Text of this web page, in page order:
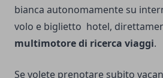
bianca autonomamente su
volo e biglietto hotel,
multimotore di ricerca viaggi.
Se volete prenotare subito